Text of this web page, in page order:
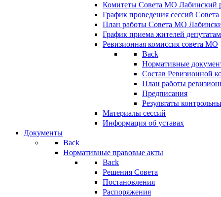
Комитеты Совета МО Лабинский
График проведения сессий
План работы Совета МО
График приема жителей
Ревизионная комиссия совета МО
Back
Нормативные
Состав Ревизионной
План работы
Предписания
Результаты
Материалы сессий
Информация об уставах
Документы
Back
Нормативные правовые акты
Back
Решения Совета
Постановления
Распоряжения